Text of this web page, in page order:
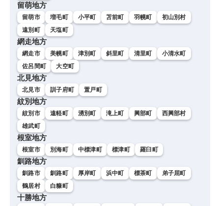
留萌地方
留萌市 増毛町 小平町 苫前町 羽幌町
初山別村
遠別町
天塩町
網走地方
網走市 美幌町 津別町 斜里町 清里町
小清水町
佐呂間町
大空町
北見地方
北見市 訓子府町 置戸町
紋別地方
紋別市 遠軽町 湧別町 滝上町 興部町
西興部村
雄武町
根室地方
根室市 別海町 中標津町 標津町 羅臼町
釧路地方
釧路市 釧路町 厚岸町 浜中町 標茶町
弟子屈町
鶴居村
白糠町
十勝地方